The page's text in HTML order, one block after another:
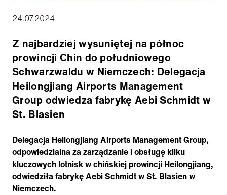
24.07.2024
Z najbardziej wysuniętej na północ
prowincji Chin do południowego
Schwarzwaldu w Niemczech: Delegacja
Heilongjiang Airports Management
Group odwiedza fabrykę Aebi Schmidt w
St. Blasien
Delegacja Heilongjiang Airports Management Group,
odpowiedzialna za zarządzanie i obsługę kilku
kluczowych lotnisk w chińskiej prowincji Heilongjiang,
odwiedziła fabrykę Aebi Schmidt w St. Blasien w
Niemczech.